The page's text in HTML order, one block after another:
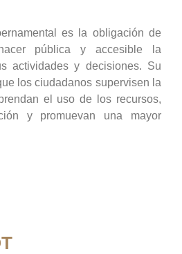
es la obligación de
pública y accesible la
actividades y decisiones. Su
los ciudadanos supervisen la
el uso de los recursos,
y promuevan una mayor